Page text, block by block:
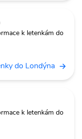
k letenkám do
do Londýna
k letenkám do